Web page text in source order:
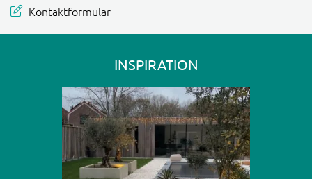
Kontaktformular
INSPIRATION